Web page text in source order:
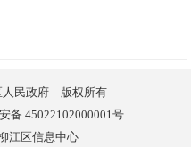
人民政府 版权所有
备 45022102000001号
江区信息中心